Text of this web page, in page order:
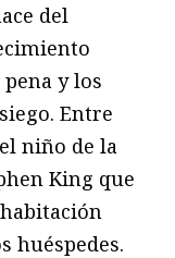
del
y los
Entre
niño de la
King que
huéspedes.